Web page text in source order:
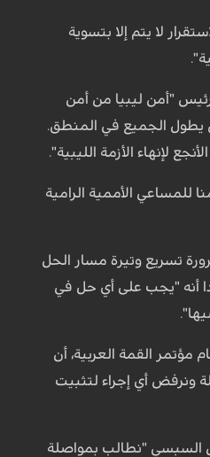
لا يتم إلا بتسوية
"أمن ليبيا من أمن
يطول الجميع في المنطق.
لإنهاء الأزمة الليبية".
للمساعي الأممية الرامية
تسريع وتيرة مسار الحل
أنه "يجب على أي حل في
مؤتمر القمة العربية، أن
ونرفض أي إجراء لتثبيت
السبسي "نطالب بمواصلة